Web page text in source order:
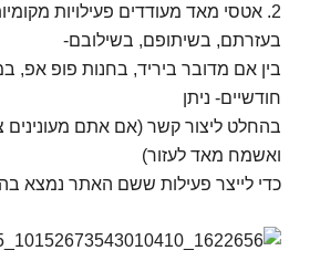
2. אטסי מאד מעודדים פעילויות
בעזרתם, בשיתופם, בשילובם-
בין אם מדובר ביריד, בחנות פופ אפ,
חודשיים- ניתן
בהחלט ליצור קשר (אם אתם מעונינים
ואשמח מאד לעזור)
כדי לייצר פעילות ששם האתר נמצא